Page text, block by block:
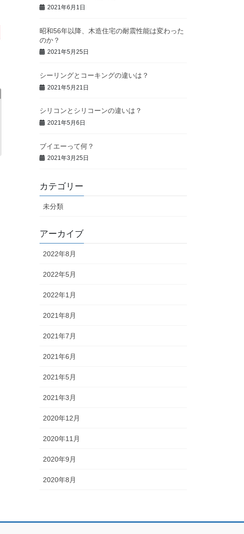
2021年6月1日
昭和56年以降、木造住宅の耐震性能は変わった
のか？
2021年5月25日
シーリングとコーキングの違いは？
2021年5月21日
シリコンとシリコーンの違いは？
2021年5月6日
ブイエーって何？
2021年3月25日
カテゴリー
未分類
アーカイブ
2022年8月
2022年5月
2022年1月
2021年8月
2021年7月
2021年6月
2021年5月
2021年3月
2020年12月
2020年11月
2020年9月
2020年8月